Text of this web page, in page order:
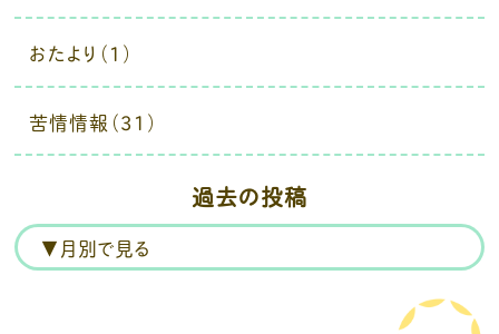
おたより（1）
苦情情報（31）
過去の投稿